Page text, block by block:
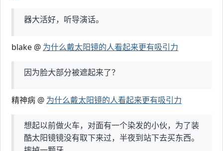
器大活好，听导演话。
blake @ 为什么戴太阳镜的人看起来更有吸引力
因为脸大部分被遮起来了？
精神病 @ 为什么戴太阳镜的人看起来更有吸引力
想起以前做火车，对面有一个染发的小伙，为了装
酷太阳镜镜没有取下来过，半夜到站下去买东西。